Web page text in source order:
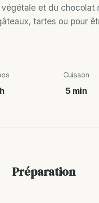
et du
tartes ou pour
Cuisson
5 min
Préparation